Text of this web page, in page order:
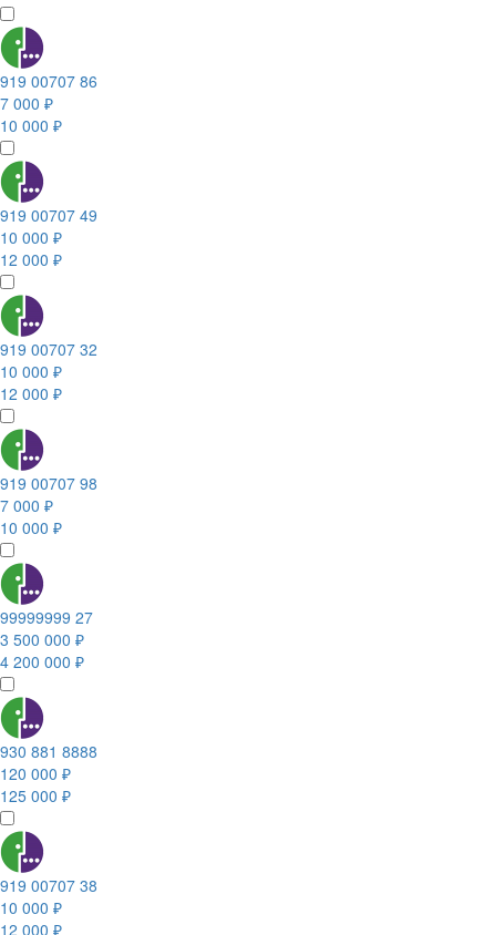
919 00707 86
7 000 ₽
10 000 ₽
919 00707 49
10 000 ₽
12 000 ₽
919 00707 32
10 000 ₽
12 000 ₽
919 00707 98
7 000 ₽
10 000 ₽
99999999 27
3 500 000 ₽
4 200 000 ₽
930 881 8888
120 000 ₽
125 000 ₽
919 00707 38
10 000 ₽
12 000 ₽